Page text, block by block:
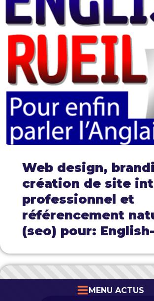
Web design,
création de site
professionnel et
référencement
(seo) pour:
MENU ACTUS